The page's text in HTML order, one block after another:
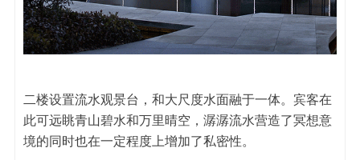
二楼设置流水观景台，和大尺度水面融于一体。宾客在
此可远眺青山碧水和万里晴空，潺潺流水营造了冥想意
境的同时也在一定程度上增加了私密性。